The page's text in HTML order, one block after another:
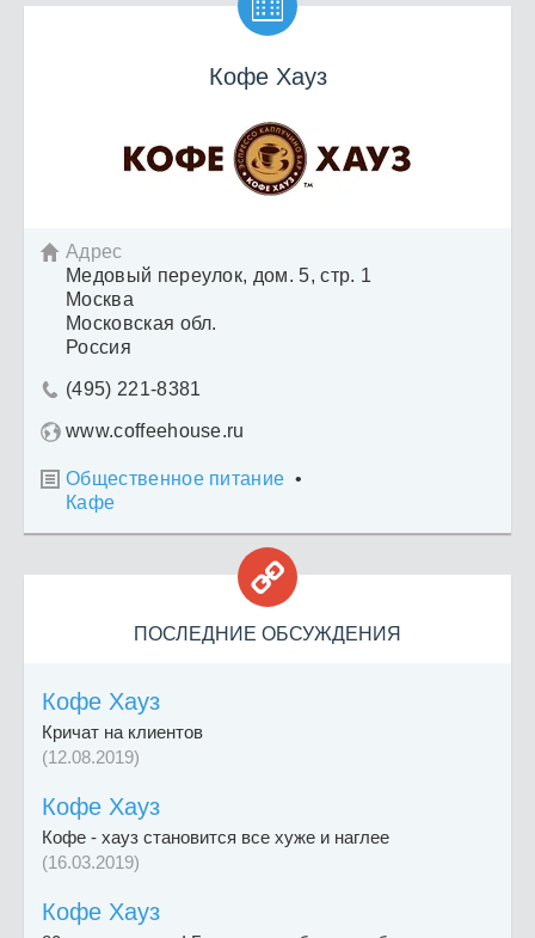

Кофе Хауз
 Адрес
Медовый переулок, дом. 5, стр. 1
Москва
Московская обл.
Россия
 (495) 221-8381
www.coffeehouse.ru
 Общественное питание •
Кафе

ПОСЛЕДНИЕ ОБСУЖДЕНИЯ
Кофе Хауз
Кричат на клиентов
(12.08.2019)
Кофе Хауз
Кофе - хауз становится все хуже и наглее
(16.03.2019)
Кофе Хауз